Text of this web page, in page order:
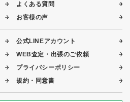
よくある質問
お客様の声
公式LINEアカウント
WEB査定・出張のご依頼
プライバシーポリシー
規約・同意書